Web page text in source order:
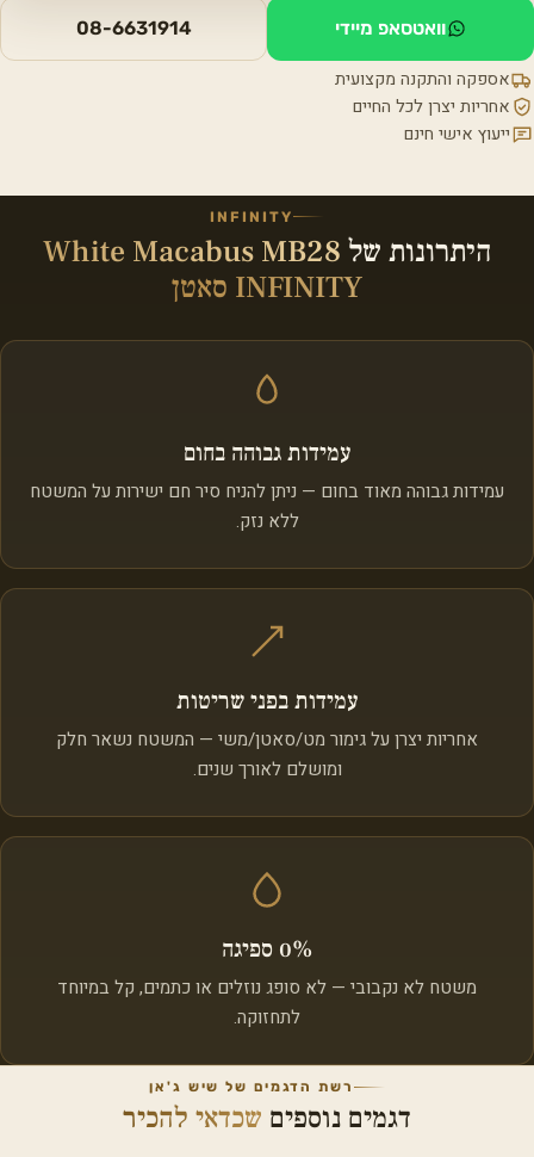
וואטסאפ מיידי 08-6631914
אספקה והתקנה מקצועית
אחריות יצרן לכל החיים
ייעוץ אישי חינם
INFINITY
היתרונות של White Macabus MB28
INFINITY סאטן
עמידות גבוהה בחום
עמידות גבוהה מאוד בחום — ניתן להניח סיר חם ישירות על המשטח
ללא נזק.
עמידות בפני שריטות
אחריות יצרן על גימור מט/סאטן/משי — המשטח נשאר חלק
ומושלם לאורך שנים.
0% ספיגה
משטח לא נקבובי — לא סופג נוזלים או כתמים, קל במיוחד
לתחזוקה.
רשת הדגמים של שיש ג'אן
דגמים נוספים שכדאי להכיר